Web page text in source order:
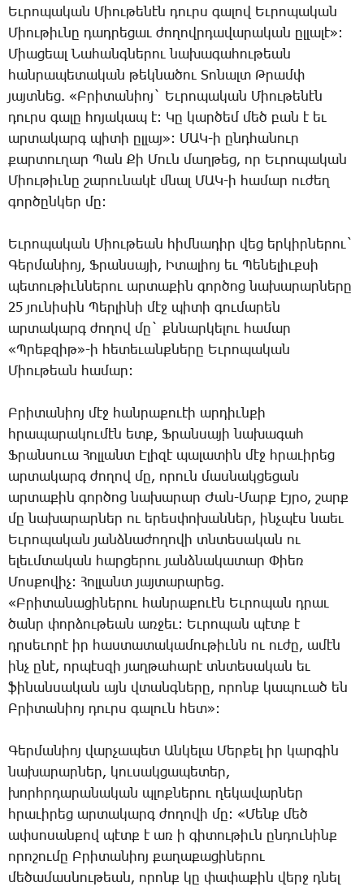
Եւրոպական Միութենէն դուրս գալով Եւրոպական
Միութիւնը դադրեցաւ ժողովրդավարական ըլլալէ»:
Միացեալ Նահանգներու նախագահութեան
հանրապետական թեկնածու Տոնալտ Թրամփ
յայտնեց. «Բրիտանիոյ` Եւրոպական Միութենէն
դուրս գալը հոյակապ է: Կը կարծեմ մեծ բան է եւ
արտակարգ պիտի ըլլայ»: ՄԱԿ-ի ընդհանուր
քարտուղար Պան Քի Մուն մաղթեց, որ Եւրոպական
Միութիւնը շարունակէ մնալ ՄԱԿ-ի համար ուժեղ
գործընկեր մը:
Եւրոպական Միութեան հիմնադիր վեց երկիրներու`
Գերմանիոյ, Ֆրանսայի, Իտալիոյ եւ Պենելիւքսի
պետութիւններու արտաքին գործոց նախարարները
25 յունիսին Պերլինի մէջ պիտի գումարեն
արտակարգ ժողով մը` քննարկելու համար
«Պրեքզիթ»-ի հետեւանքները Եւրոպական
Միութեան համար:
Բրիտանիոյ մէջ հանրաքուէի արդիւնքի
հրապարակումէն ետք, Ֆրանսայի նախագահ
Ֆրանսուա Հոլլանտ Էլիզէ պալատին մէջ հրաւիրեց
արտակարգ ժողով մը, որուն մասնակցեցան
արտաքին գործոց նախարար Ժան-Մարք Էյրօ, շարք
մը նախարարներ ու երեսփոխաններ, ինչպէս նաեւ
Եւրոպական յանձնաժողովի տնտեսական ու
ելեւմտական հարցերու յանձնակատար Փիեռ
Մոսքովիչ: Հոլլանտ յայտարարեց.
«Բրիտանացիներու հանրաքուէն Եւրոպան դրաւ
ծանր փորձութեան առջեւ: Եւրոպան պէտք է
դրսեւորէ իր հաստատակամութիւնն ու ուժը, ամէն
ինչ ընէ, որպէսզի յաղթահարէ տնտեսական եւ
ֆինանսական այն վտանգները, որոնք կապուած են
Բրիտանիոյ դուրս գալուն հետ»:
Գերմանիոյ վարչապետ Անկելա Մերքել իր կարգին
նախարարներ, կուսակցապետեր,
խորհրդարանական պլոքներու ղեկավարներ
հրաւիրեց արտակարգ ժողովի մը: «Մենք մեծ
ափսոսանքով պէտք է առ ի գիտութիւն ընդունինք
որոշումը Բրիտանիոյ քաղաքացիներու
մեծամասնութեան, որոնք կը փափաքին վերջ դնել